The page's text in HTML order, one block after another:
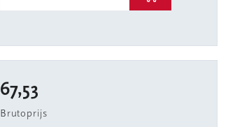
67,53
Brutoprijs